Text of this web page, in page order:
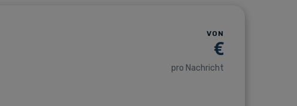
VON
€
pro Nachricht